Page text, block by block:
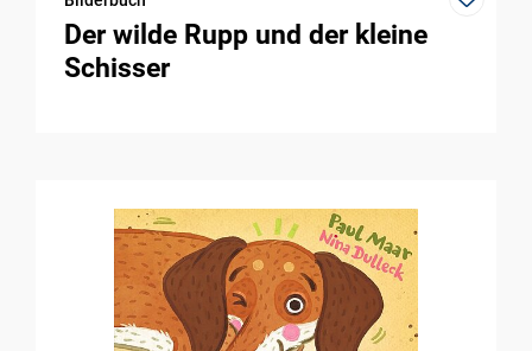
Der wilde Rupp und der kleine
Schisser